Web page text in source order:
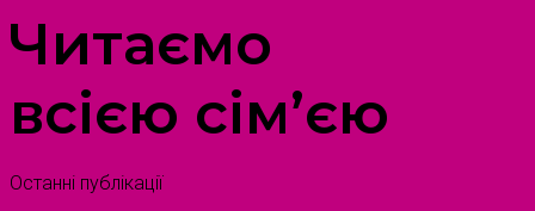
Читаємо
всією сім’єю
Останні публікації